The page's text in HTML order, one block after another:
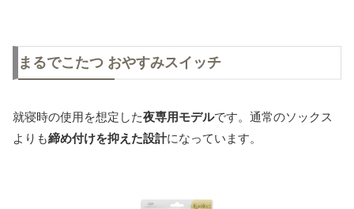
まるでこたつ おやすみスイッチ
就寝時の使用を想定した夜専用モデルです。通常のソックス
よりも締め付けを抑えた設計になっています。